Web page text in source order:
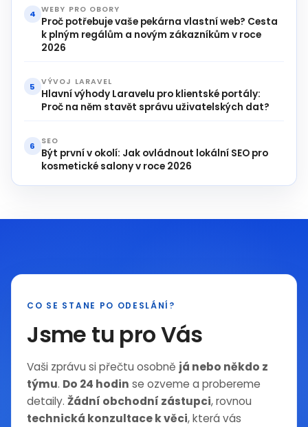
4 WEBY PRO OBORY
Proč potřebuje vaše pekárna vlastní web? Cesta
k plným regálům a novým zákazníkům v roce
2026
5 VÝVOJ LARAVEL
Hlavní výhody Laravelu pro klientské portály:
Proč na něm stavět správu uživatelských dat?
6 SEO
Být první v okolí: Jak ovládnout lokální SEO pro
kosmetické salony v roce 2026
CO SE STANE PO ODESLÁNÍ?
Jsme tu pro Vás
Vaši zprávu si přečtu osobně já nebo někdo z
týmu. Do 24 hodin se ozveme a probereme
detaily.Žádní obchodní zástupci, rovnou
technická konzultace k věci, která vás